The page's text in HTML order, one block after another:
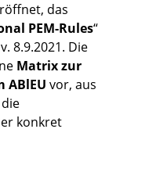
das
PEM-Rules“
8.9.2021. Die
Matrix zur
ABlEU vor, aus
konkret